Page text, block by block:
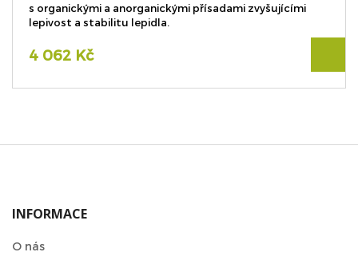
s organickými a anorganickými přísadami zvyšujícími
lepivost a stabilitu lepidla.
4 062 Kč
INFORMACE
O nás